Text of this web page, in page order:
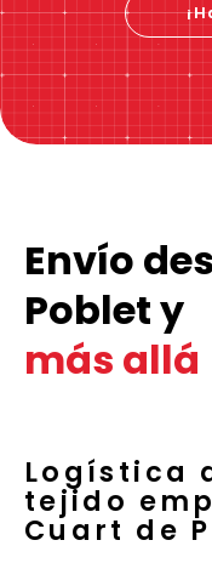
Envío
Poblet y
más allá
Logística
tejido
Cuart de